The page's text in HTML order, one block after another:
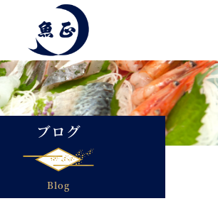
ブログ
Blog